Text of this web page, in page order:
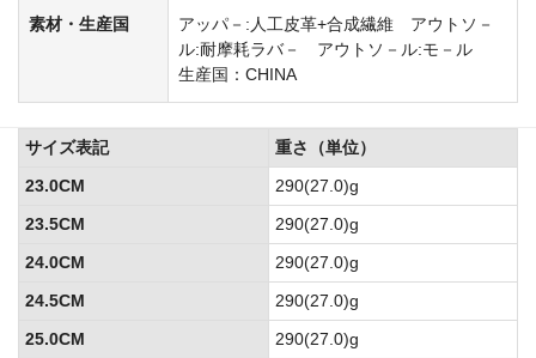
素材・生産国
アッパ－:人工皮革+合成繊維 アウトソ－
ル:耐摩耗ラバ－ アウトソ－ル:モ－ル
生産国：CHINA
サイズ表記
重さ（単位）
23.0CM
290(27.0)g
23.5CM
290(27.0)g
24.0CM
290(27.0)g
24.5CM
290(27.0)g
25.0CM
290(27.0)g